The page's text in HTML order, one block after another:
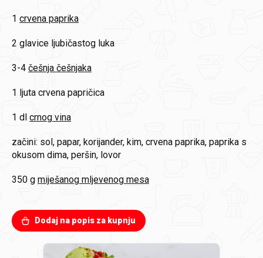
1 crvena paprika
2 glavice ljubičastog luka
3-4 češnja češnjaka
1 ljuta crvena papričica
1 dl crnog vina
začini: sol, papar, korijander, kim, crvena paprika, paprika s
okusom dima, peršin, lovor
350 g miješanog mljevenog mesa
Dodaj na popis za kupnju